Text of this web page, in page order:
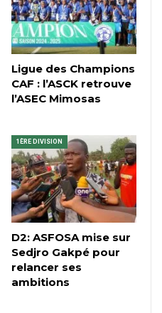
Ligue des Champions
CAF : l’ASCK retrouve
l’ASEC Mimosas
1ÈRE DIVISION
D2: ASFOSA mise sur
Sedjro Gakpé pour
relancer ses
ambitions